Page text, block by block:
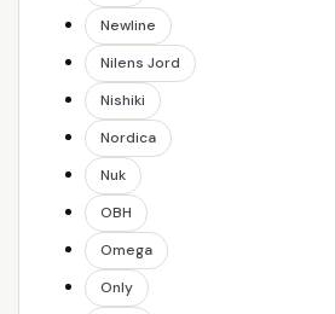
Newline
Nilens Jord
Nishiki
Nordica
Nuk
OBH
Omega
Only